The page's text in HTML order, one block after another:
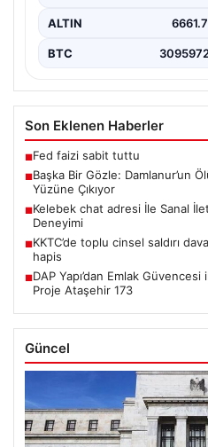
ALTIN 6661.7
BTC
Son Eklenen Haberler
■Fed faizi sabit tuttu
■Başka Bir Gözle: Damlanur’un
Yüzüne Çıkıyor
■Kelebek chat adresi İle Sanal
Deneyimi
■KKTC’de toplu cinsel saldırı
hapis
■DAP Yapı’dan Emlak
Proje Ataşehir 173
Güncel